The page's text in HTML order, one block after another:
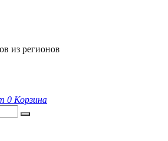
из регионов
0 Корзина